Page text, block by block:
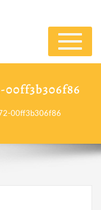
ナ
ビ
ゲ
シ
り
替
00ff3b306f86
00ff3b306f86